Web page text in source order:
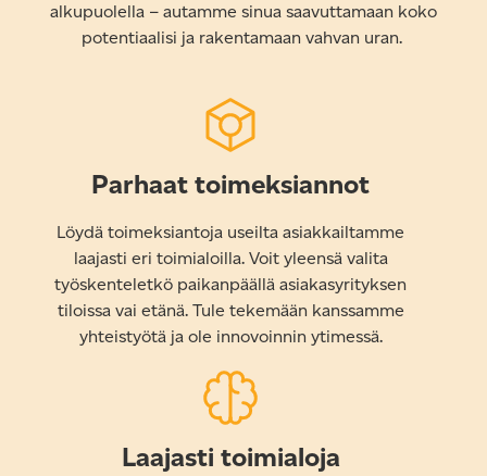
alkupuolella – autamme sinua saavuttamaan koko
potentiaalisi ja rakentamaan vahvan uran.
Parhaat toimeksiannot
Löydä toimeksiantoja useilta asiakkailtamme
laajasti eri toimialoilla. Voit yleensä valita
työskenteletkö paikanpäällä asiakasyrityksen
tiloissa vai etänä. Tule tekemään kanssamme
yhteistyötä ja ole innovoinnin ytimessä.
Laajasti toimialoja